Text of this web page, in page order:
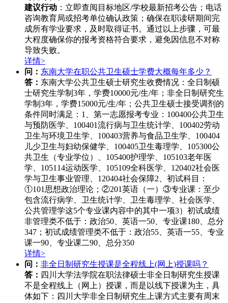
建议行动 ：立即查阅目标地区/学校最新招考公告；电话
咨询教育局或招考单位确认政策；确保在职读研期间完
成所有学业要求，及时取得证书。通过以上步骤，可最
大程度确保你的报考资格符合要求，避免因信息不对称
导致失败。
详情>
问： 东南大学在职公共卫生硕士学费大概每年多少？
答： 东南大学公共卫生硕士研究生收费情况：全日制硕
士研究生学制3年，学费10000元/生/年；非全日制研究生
学制3年，学费15000元/生/年；公共卫生硕士接受调剂的
条件同时满足：1、第一志愿报考专业：100400公共卫生
与预防医学、100401流行病与卫生统计学、100402劳动
卫生与环境卫生学、100403营养与食品卫生学、100404
儿少卫生与妇幼保健学、100405卫生毒理学、105300公
共卫生（专业学位）、105400护理学、105103老年医
学、105114运动医学、105109全科医学、120402社会医
学与卫生事业管理、120404社会保障2、初试科目：
①101思想政治理论；②201英语（一）③专业课：至少
包含流行病学、卫生统计学、卫生毒理学、社会医学、
公共管理学这5个专业课内容中的其中一项3）初试成绩
非管理类不低于：政治50、英语一50、专业课180、总分
347；初试成绩管理类不低于：政治55、英语一55、专业
课一90、专业课二90、总分350
详情>
问： 非全日制研究生授课是全程线上(网上)授课吗？
答： 四川大学法学院在职法律硕士非全日制研究生授课
不是全程线上（网上）授课，而是以线下授课为主，具
体如下：四川大学非全日制研究生上课方式主要有周末